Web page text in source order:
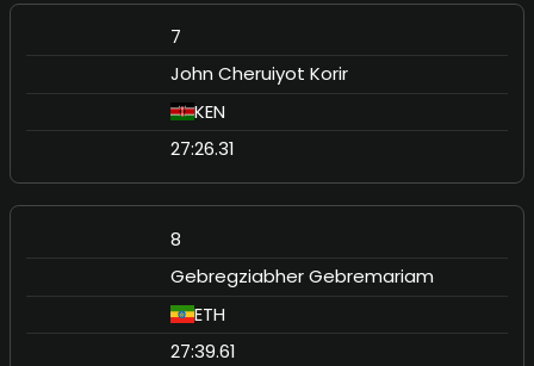
7
John Cheruiyot Korir
KEN
27:26.31
8
Gebregziabher Gebremariam
ETH
27:39.61